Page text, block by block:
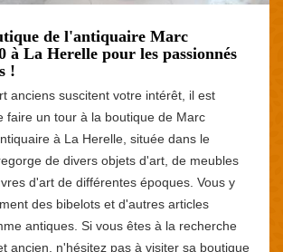
de l'antiquaire Marc
à La Herelle pour les passionnés
!
anciens suscitent votre intérêt, il est
faire un tour à la boutique de Marc
à La Herelle, située dans le
de divers objets d'art, de meubles
d'art de différentes époques. Vous y
des bibelots et d'autres articles
antiques. Si vous êtes à la recherche
ancien, n'hésitez pas à visiter sa boutique